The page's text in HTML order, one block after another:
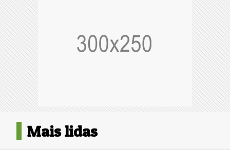
Mais lidas